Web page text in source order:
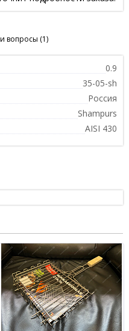
вопросы (1)
0.9
35-05-sh
Россия
Shampurs
AISI 430